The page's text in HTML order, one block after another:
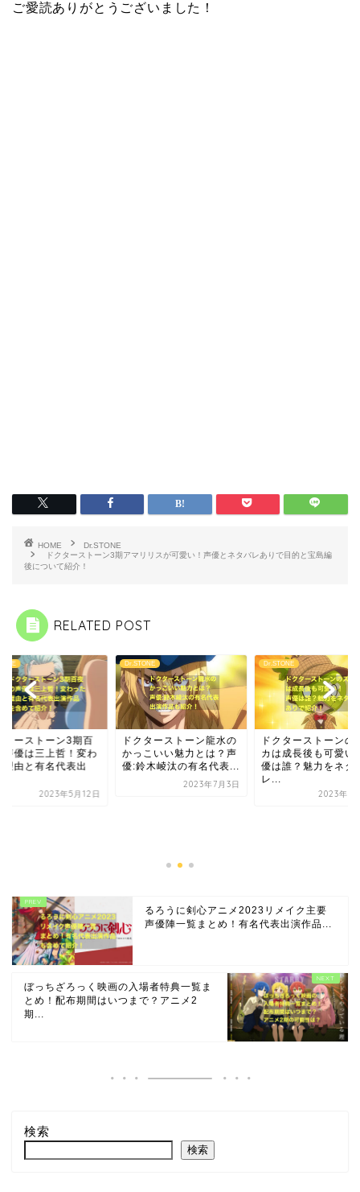
ご愛読ありがとうございました！
HOME
Dr.STONE
ドクターストーン3期アマリリスが可愛い！声優とネタバレありで目的と宝島編
後について紹介！
RELATED POST
ターストーン龍水の
こいい魅力とは？声
木崚汰の有名代表...
Dr.STONE
ドクターストーンのスイ
カは成長後も可愛い！声
優は誰？魅力をネタバ
Dr.STONE
ドクターストーン3
るろうに剣心アニメ2023リメイク主要
声優陣一覧まとめ！有名代表出演作品...
ぼっちざろっく映画の入場者特典一覧ま
とめ！配布期間はいつまで？アニメ2
期...
検索
検索